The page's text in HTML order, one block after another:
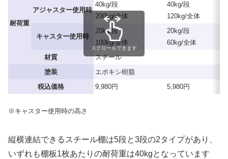
耐荷重
アジャスター使用時
40kg/段
200kg/全体
40kg/段
120kg/全体
キャスター使用時
20kg/段
100kg/全体
20kg/段
60kg/全体
材質
スチール
塗装
エポキシ樹脂
税込価格
9,980円 5,980円
スクロールできます
※キャスター使用時の高さ
縦横連結できるスチール棚は5段と3段の2タイプがあり、
いずれも棚板1枚あたりの耐荷重は40kgとなっています